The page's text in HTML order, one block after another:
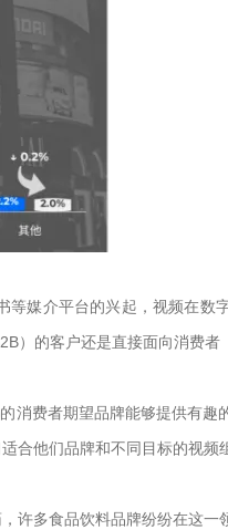
媒介平台的兴起，视频在数
）的客户还是直接面向消费
消费者期望品牌能够提供有趣
合他们品牌和不同目标的视频
多食品饮料品牌纷纷在这一